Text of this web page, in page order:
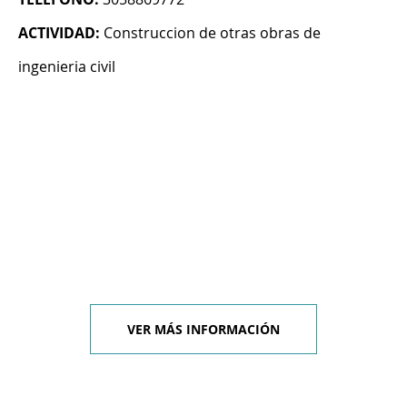
ACTIVIDAD: Construccion de otras obras de
ingenieria civil
VER MÁS INFORMACIÓN